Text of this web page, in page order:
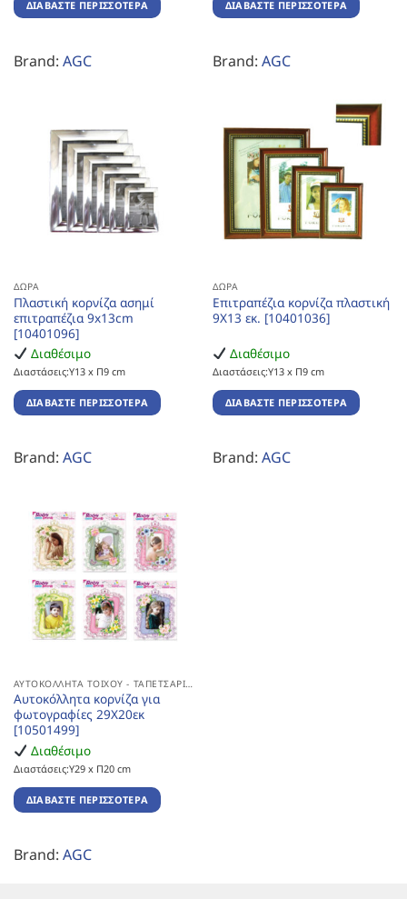
ΔΙΑΒΆΣΤΕ ΠΕΡΙΣΣΌΤΕΡΑ
Brand: AGC
ΔΙΑΒΆΣΤΕ ΠΕΡΙΣΣΌΤΕΡΑ
Brand: AGC
ΔΏΡΑ
Πλαστική κορνίζα ασημί
επιτραπέζια 9x13cm
[10401096]
Διαθέσιμο
Διαστάσεις:Υ13 x Π9 cm
ΔΙΑΒΆΣΤΕ ΠΕΡΙΣΣΌΤΕΡΑ
Brand: AGC
ΔΏΡΑ
Επιτραπέζια κορνίζα πλαστική
9Χ13 εκ. [10401036]
Διαθέσιμο
Διαστάσεις:Υ13 x Π9 cm
ΔΙΑΒΆΣΤΕ ΠΕΡΙΣΣΌΤΕΡΑ
Brand: AGC
Αυτοκόλλητα κορνίζα για
φωτογραφίες 29Χ20εκ
[10501499]
Διαθέσιμο
Διαστάσεις:Υ29 x Π20 cm
ΔΙΑΒΆΣΤΕ ΠΕΡΙΣΣΌΤΕΡΑ
Brand: AGC